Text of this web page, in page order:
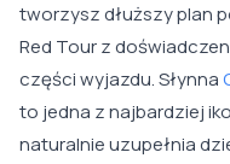
tworzysz dłuższy plan
Red Tour z
części wyjazdu. Słynna
to jedna z najbardziej
naturalnie uzupełnia